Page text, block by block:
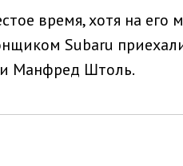
время, хотя на его
Subaru
Манфред Штоль.